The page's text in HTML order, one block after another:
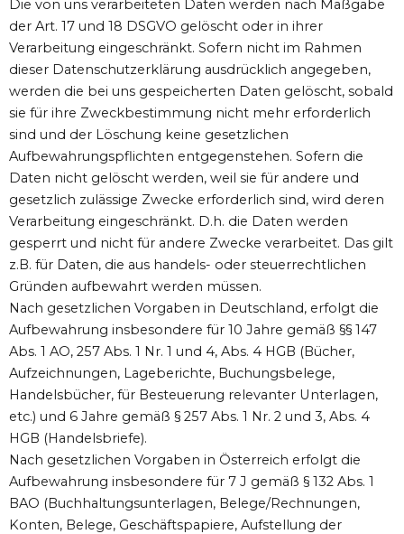
Die von uns verarbeiteten Daten werden nach Maßgabe
der Art. 17 und 18 DSGVO gelöscht oder in ihrer
Verarbeitung eingeschränkt. Sofern nicht im Rahmen
dieser Datenschutzerklärung ausdrücklich angegeben,
werden die bei uns gespeicherten Daten gelöscht, sobald
sie für ihre Zweckbestimmung nicht mehr erforderlich
sind und der Löschung keine gesetzlichen
Aufbewahrungspflichten entgegenstehen. Sofern die
Daten nicht gelöscht werden, weil sie für andere und
gesetzlich zulässige Zwecke erforderlich sind, wird deren
Verarbeitung eingeschränkt. D.h. die Daten werden
gesperrt und nicht für andere Zwecke verarbeitet. Das gilt
z.B. für Daten, die aus handels- oder steuerrechtlichen
Gründen aufbewahrt werden müssen.
Nach gesetzlichen Vorgaben in Deutschland, erfolgt die
Aufbewahrung insbesondere für 10 Jahre gemäß §§ 147
Abs. 1 AO, 257 Abs. 1 Nr. 1 und 4, Abs. 4 HGB (Bücher,
Aufzeichnungen, Lageberichte, Buchungsbelege,
Handelsbücher, für Besteuerung relevanter Unterlagen,
etc.) und 6 Jahre gemäß § 257 Abs. 1 Nr. 2 und 3, Abs. 4
HGB (Handelsbriefe).
Nach gesetzlichen Vorgaben in Österreich erfolgt die
Aufbewahrung insbesondere für 7 J gemäß § 132 Abs. 1
BAO (Buchhaltungsunterlagen, Belege/Rechnungen,
Konten, Belege, Geschäftspapiere, Aufstellung der